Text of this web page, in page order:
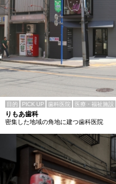
目的 PICK UP 歯科医院 医療・福祉施設
りもあ歯科
密集した地域の角地に建つ歯科医院